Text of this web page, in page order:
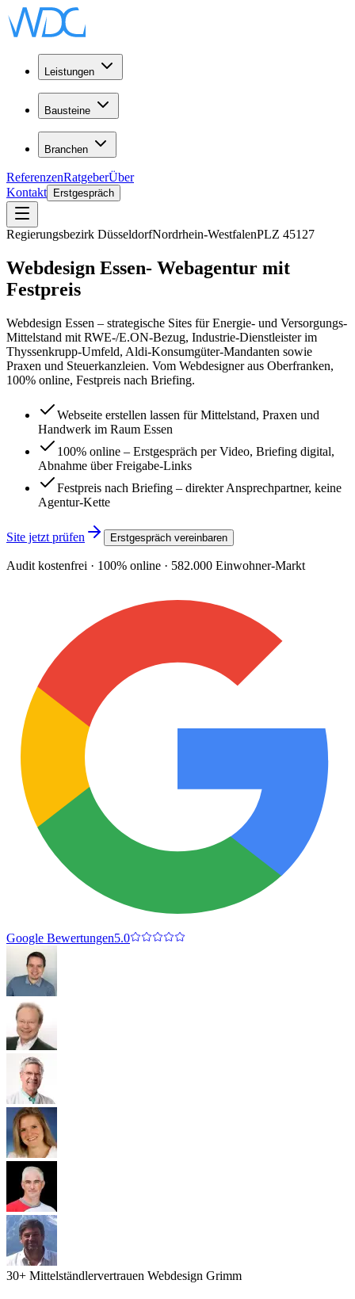
Leistungen
Bausteine
Branchen
ReferenzenRatgeberÜber
Kontakt
Erstgespräch
Regierungsbezirk DüsseldorfNordrhein-WestfalenPLZ 45127
Webdesign Essen- Webagentur mit
Festpreis
Webdesign Essen – strategische Sites für Energie- und Versorgungs-
Mittelstand mit RWE-/E.ON-Bezug, Industrie-Dienstleister im
Thyssenkrupp-Umfeld, Aldi-Konsumgüter-Mandanten sowie
Praxen und Steuerkanzleien. Vom Webdesigner aus Oberfranken,
100% online, Festpreis nach Briefing.
Webseite erstellen lassen für Mittelstand, Praxen und
Handwerk im Raum Essen
100% online – Erstgespräch per Video, Briefing digital,
Abnahme über Freigabe-Links
Festpreis nach Briefing – direkter Ansprechpartner, keine
Agentur-Kette
Site jetzt prüfen Erstgespräch vereinbaren
Audit kostenfrei · 100% online · 582.000 Einwohner-Markt
Google Bewertungen5.0
30+ Mittelständlervertrauen Webdesign Grimm